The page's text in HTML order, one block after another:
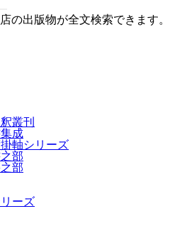
の出版物が全文検索できます。
叢刊
成
軸シリーズ
部
部
ーズ